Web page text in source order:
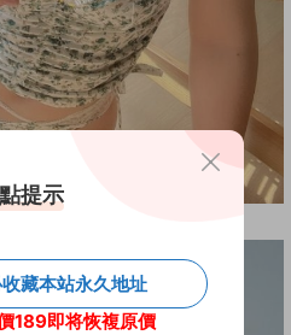
提示
藏本站永久地址
189即将恢複原價